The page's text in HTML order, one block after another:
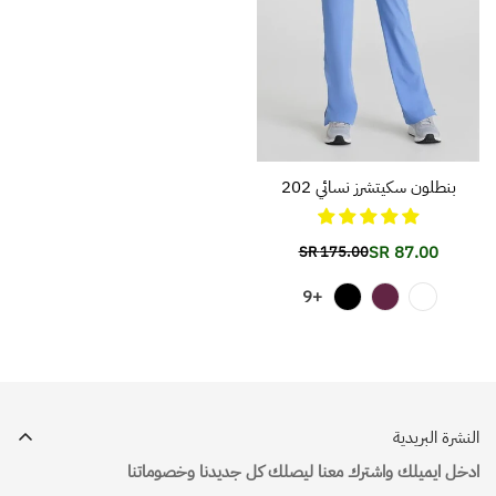
بنطلون سكيتشرز نسائي 202
Translation
missing:
ar.products.product.price.sale_price
87.00 SR
Translation
missing:
ar.products.product.price.regular_price
175.00 SR
+9
النشرة البريدية
ادخل ايميلك واشترك معنا ليصلك كل جديدنا وخصوماتنا